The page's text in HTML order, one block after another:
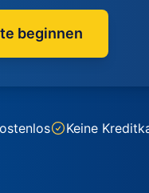
beginnen
Keine